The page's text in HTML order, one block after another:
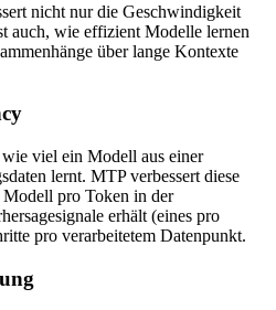
nicht nur die Geschwindigkeit
auch, wie effizient Modelle lernen
über lange Kontexte
viel ein Modell aus einer
lernt. MTP verbessert diese
pro Token in der
erhält (eines pro
pro verarbeitetem Datenpunkt.